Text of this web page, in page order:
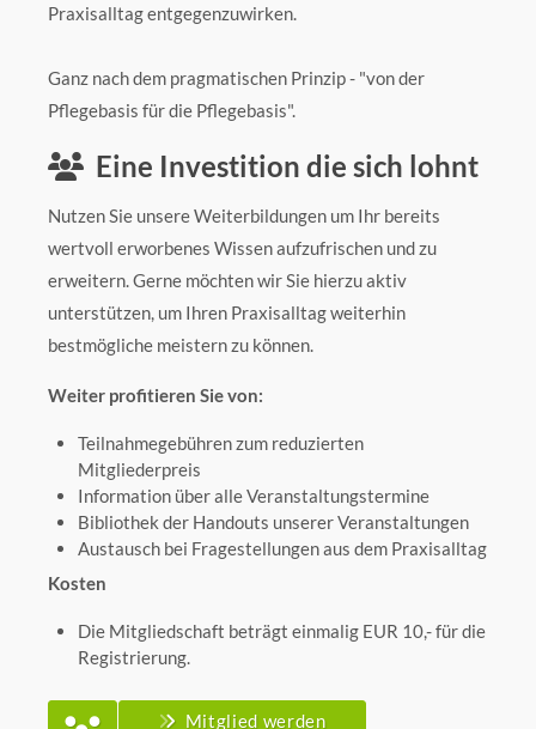
Praxisalltag entgegenzuwirken.
Ganz nach dem pragmatischen Prinzip - "von der
Pflegebasis für die Pflegebasis".
Eine Investition die sich lohnt
Nutzen Sie unsere Weiterbildungen um Ihr bereits
wertvoll erworbenes Wissen aufzufrischen und zu
erweitern. Gerne möchten wir Sie hierzu aktiv
unterstützen, um Ihren Praxisalltag weiterhin
bestmögliche meistern zu können.
Weiter profitieren Sie von:
Teilnahmegebühren zum reduzierten
Mitgliederpreis
Information über alle Veranstaltungstermine
Bibliothek der Handouts unserer Veranstaltungen
Austausch bei Fragestellungen aus dem Praxisalltag
Kosten
Die Mitgliedschaft beträgt einmalig EUR 10,- für die
Registrierung.
Mitglied werden